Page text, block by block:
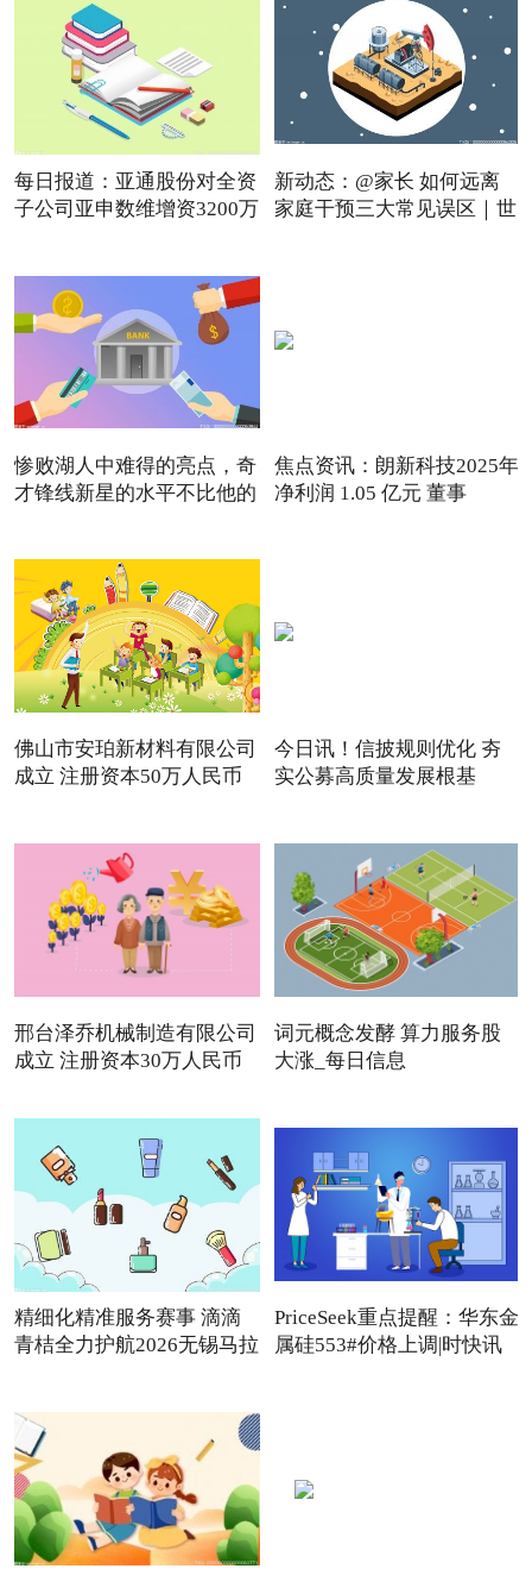
每日报道：亚通股份对全资
子公司亚申数维增资3200万
新动态：@家长 如何远离
家庭干预三大常见误区｜世
惨败湖人中难得的亮点，奇
才锋线新星的水平不比他的
焦点资讯：朗新科技2025年
净利润 1.05 亿元 董事
佛山市安珀新材料有限公司
成立 注册资本50万人民币
今日讯！信披规则优化 夯
实公募高质量发展根基
邢台泽乔机械制造有限公司
成立 注册资本30万人民币
词元概念发酵 算力服务股
大涨_每日信息
精细化精准服务赛事 滴滴
青桔全力护航2026无锡马拉
PriceSeek重点提醒：华东金
属硅553#价格上调|时快讯